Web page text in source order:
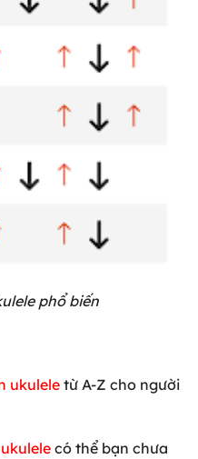
phổ biến
ukuleletừ A-Z cho người
có thể bạn chưa